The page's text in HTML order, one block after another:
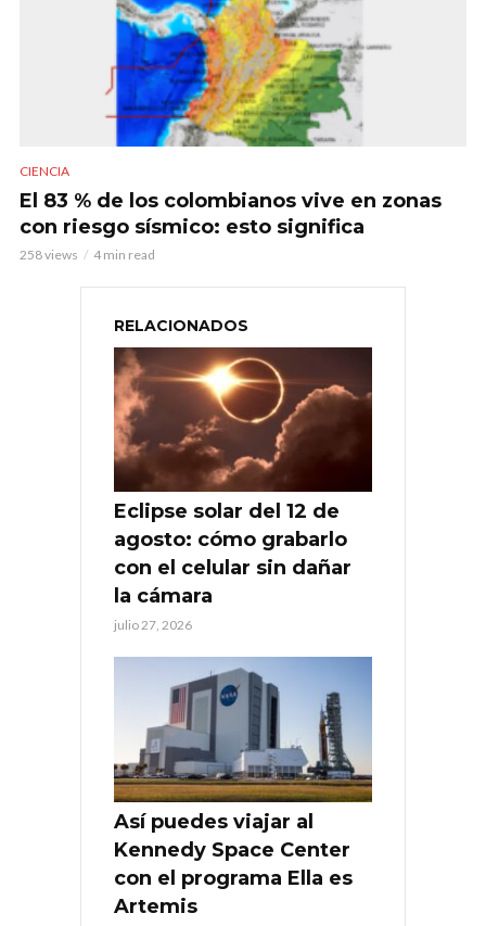
CIENCIA
El 83 % de los colombianos vive en zonas
con riesgo sísmico: esto significa
258 views 4 min read
RELACIONADOS
Eclipse solar del 12 de
agosto: cómo grabarlo
con el celular sin dañar
la cámara
julio 27, 2026
Así puedes viajar al
Kennedy Space Center
con el programa Ella es
Artemis